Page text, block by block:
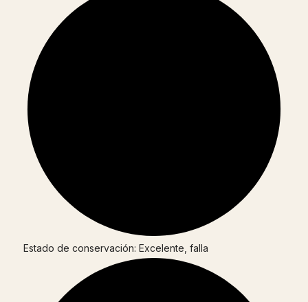
Estado de conservación: Excelente, falla